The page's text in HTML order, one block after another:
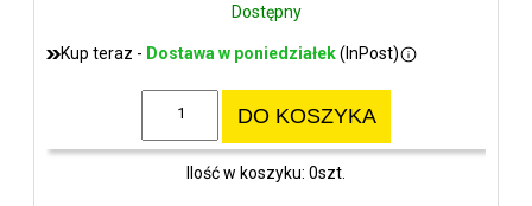
Dostępny
Kup teraz - Dostawa w poniedziałek(InPost)
DO KOSZYKA
Ilość w koszyku: 0szt.